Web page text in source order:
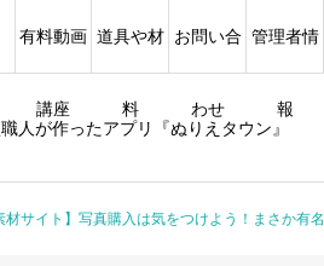
人が作ったアプリ『ぬりえタウン』
有料動画
講座
道具や材
料
お問い合
わせ
管理者情
報
材サイト】写真購入は気をつけよう！まさか